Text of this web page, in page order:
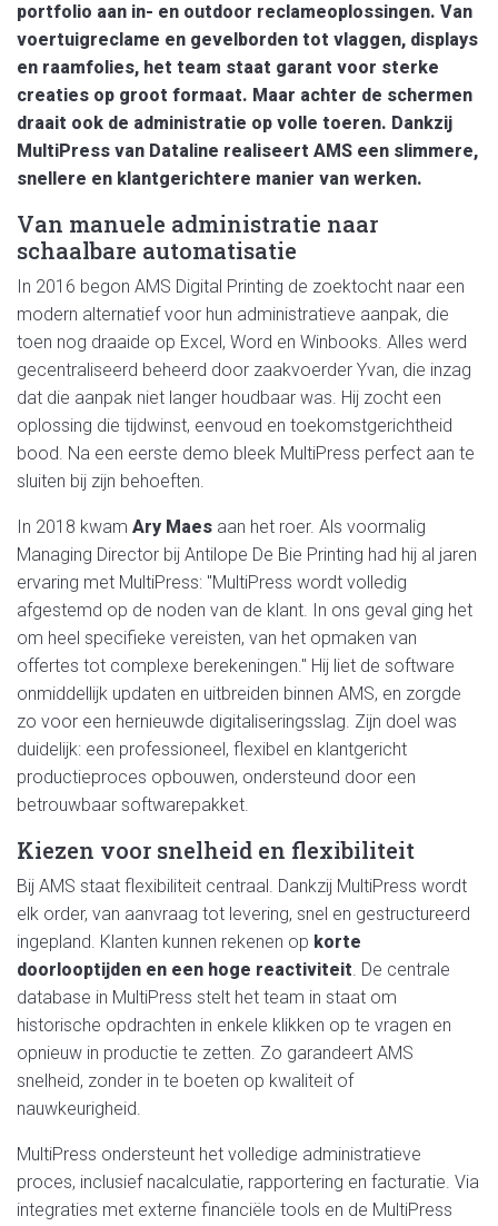
portfolio aan in- en outdoor reclameoplossingen. Van
voertuigreclame en gevelborden tot vlaggen, displays
en raamfolies, het team staat garant voor sterke
creaties op groot formaat. Maar achter de schermen
draait ook de administratie op volle toeren. Dankzij
MultiPress van Dataline realiseert AMS een slimmere,
snellere en klantgerichtere manier van werken.
Van manuele administratie naar
schaalbare automatisatie
In 2016 begon AMS Digital Printing de zoektocht naar een
modern alternatief voor hun administratieve aanpak, die
toen nog draaide op Excel, Word en Winbooks. Alles werd
gecentraliseerd beheerd door zaakvoerder Yvan, die inzag
dat die aanpak niet langer houdbaar was. Hij zocht een
oplossing die tijdwinst, eenvoud en toekomstgerichtheid
bood. Na een eerste demo bleek MultiPress perfect aan te
sluiten bij zijn behoeften.
In 2018 kwam Ary Maes aan het roer. Als voormalig
Managing Director bij Antilope De Bie Printing had hij al jaren
ervaring met MultiPress: "MultiPress wordt volledig
afgestemd op de noden van de klant. In ons geval ging het
om heel specifieke vereisten, van het opmaken van
offertes tot complexe berekeningen." Hij liet de software
onmiddellijk updaten en uitbreiden binnen AMS, en zorgde
zo voor een hernieuwde digitaliseringsslag. Zijn doel was
duidelijk: een professioneel, flexibel en klantgericht
productieproces opbouwen, ondersteund door een
betrouwbaar softwarepakket.
Kiezen voor snelheid en flexibiliteit
Bij AMS staat flexibiliteit centraal. Dankzij MultiPress wordt
elk order, van aanvraag tot levering, snel en gestructureerd
ingepland. Klanten kunnen rekenen op korte
doorlooptijden en een hoge reactiviteit. De centrale
database in MultiPress stelt het team in staat om
historische opdrachten in enkele klikken op te vragen en
opnieuw in productie te zetten. Zo garandeert AMS
snelheid, zonder in te boeten op kwaliteit of
nauwkeurigheid.
MultiPress ondersteunt het volledige administratieve
proces, inclusief nacalculatie, rapportering en facturatie. Via
integraties met externe financiële tools en de MultiPress